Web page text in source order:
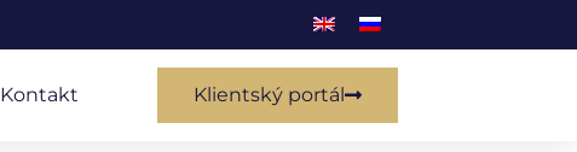
Kontakt Klientský portál